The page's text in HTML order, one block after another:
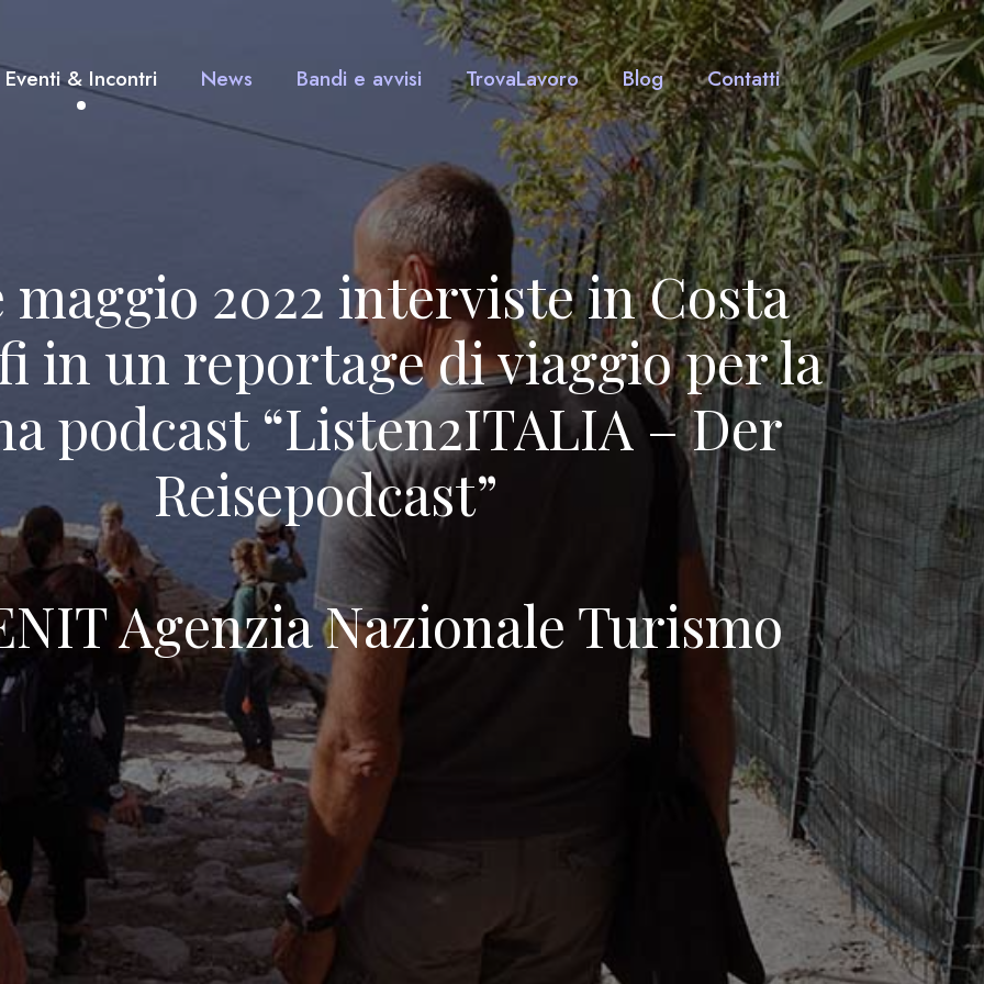
Eventi & Incontri News Bandi e avvisi TrovaLavoro Blog Contatti
maggio 2022 interviste in Costa
in un reportage di viaggio per la
podcast “Listen2ITALIA – Der
Reisepodcast”
Agenzia Nazionale Turismo